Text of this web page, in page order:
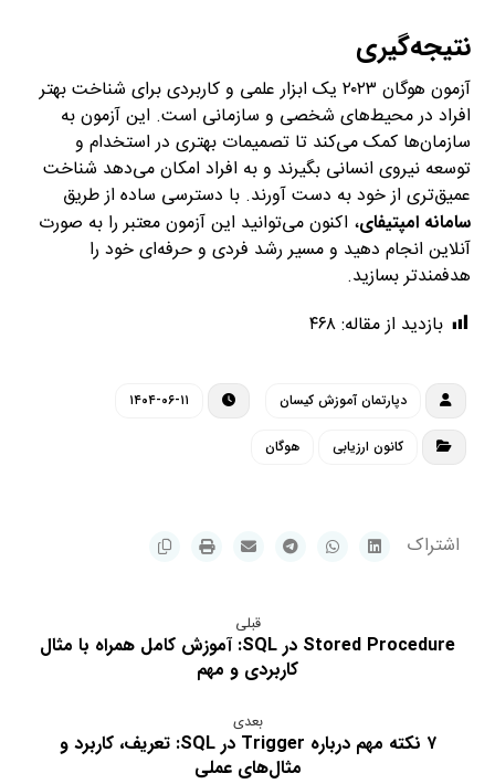
نتیجه‌گیری
آزمون هوگان ۲۰۲۳ یک ابزار علمی و کاربردی برای شناخت بهتر
افراد در محیط‌های شخصی و سازمانی است. این آزمون به
سازمان‌ها کمک می‌کند تا تصمیمات بهتری در استخدام و
توسعه نیروی انسانی بگیرند و به افراد امکان می‌دهد شناخت
عمیق‌تری از خود به دست آورند. با دسترسی ساده از طریق
سامانه امپتیفای، اکنون می‌توانید این آزمون معتبر را به صورت
آنلاین انجام دهید و مسیر رشد فردی و حرفه‌ای خود را
هدفمندتر بسازید.
بازدید از مقاله: ۴۶۸
دپارتمان آموزش کیسان ۱۴۰۴-۰۶-۱۱
کانون ارزیابی هوگان
قبلی
Stored Procedure در SQL: آموزش کامل همراه با مثال
کاربردی و مهم
بعدی
۷ نکته مهم درباره Trigger در SQL: تعریف، کاربرد و
مثال‌های عملی